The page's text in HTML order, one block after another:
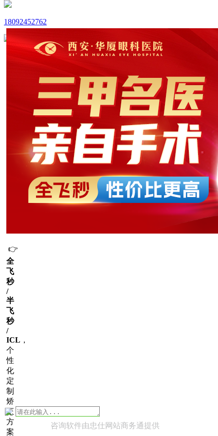
18092452762
👉
全
飞
秒
/
半
飞
秒
/
ICL ，
个
性
化
定
制
矫
正
方
案
咨询软件由忠仕网站商务通提供